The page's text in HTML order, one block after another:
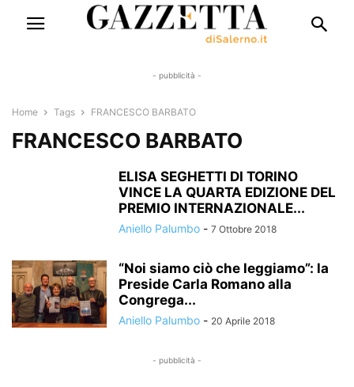
- pubblicità -
Home Tags FRANCESCO BARBATO
FRANCESCO BARBATO
ELISA SEGHETTI DI TORINO
VINCE LA QUARTA EDIZIONE DEL
PREMIO INTERNAZIONALE...
Aniello Palumbo - 7 Ottobre 2018
“Noi siamo ciò che leggiamo”: la
Preside Carla Romano alla
Congrega...
Aniello Palumbo - 20 Aprile 2018
- pubblicità -